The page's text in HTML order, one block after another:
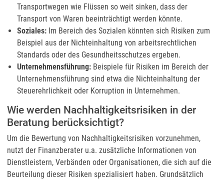
Transportwegen wie Flüssen so weit sinken, dass der
Transport von Waren beeinträchtigt werden könnte.
Soziales: Im Bereich des Sozialen könnten sich Risiken zum
Beispiel aus der Nichteinhaltung von arbeitsrechtlichen
Standards oder des Gesundheitsschutzes ergeben.
Unternehmensführung: Beispiele für Risiken im Bereich der
Unternehmensführung sind etwa die Nichteinhaltung der
Steuerehrlichkeit oder Korruption in Unternehmen.
Wie werden Nachhaltigkeitsrisiken in der
Beratung berücksichtigt?
Um die Bewertung von Nachhaltigkeitsrisiken vorzunehmen,
nutzt der Finanzberater u.a. zusätzliche Informationen von
Dienstleistern, Verbänden oder Organisationen, die sich auf die
Beurteilung dieser Risiken spezialisiert haben. Grundsätzlich